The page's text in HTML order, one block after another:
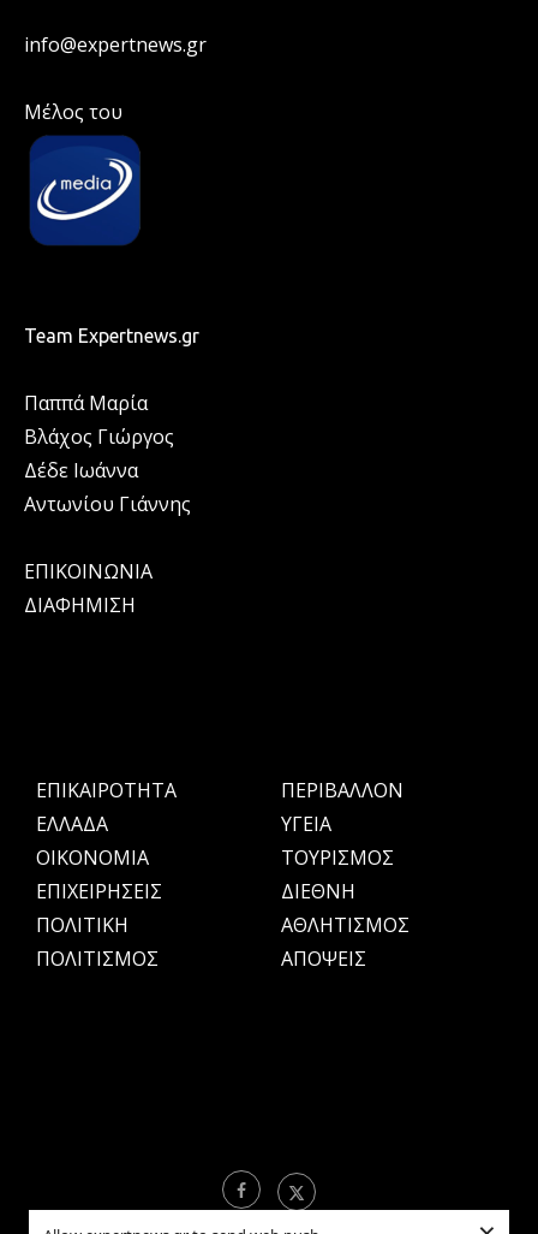
info@expertnews.gr
Μέλος του
Team Expertnews.gr
Παππά Μαρία
Βλάχος Γιώργος
Δέδε Ιωάννα
Αντωνίου Γιάννης
ΕΠΙΚΟΙΝΩΝΙΑ
ΔΙΑΦΗΜΙΣΗ
ΕΠΙΚΑΙΡΟΤΗΤΑ
ΕΛΛΑΔΑ
OIKONOMIA
ΕΠΙΧΕΙΡΗΣΕΙΣ
ΠΟΛΙΤΙΚΗ
ΠΟΛΙΤΙΣΜΟΣ
ΠΕΡΙΒΑΛΛΟΝ
ΥΓΕΙΑ
ΤΟΥΡΙΣΜΟΣ
ΔΙΕΘΝΗ
ΑΘΛΗΤΙΣΜΟΣ
ΑΠΟΨΕΙΣ